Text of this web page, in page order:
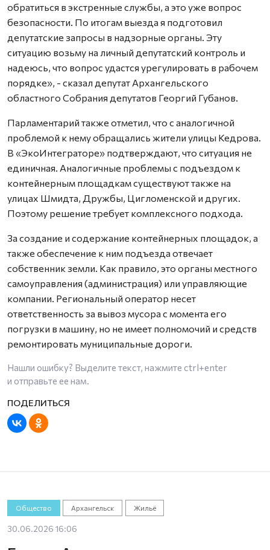
обратиться в экстренные службы, а это уже вопрос
безопасности. По итогам выезда я подготовил
депутатские запросы в надзорные органы. Эту
ситуацию возьму на личный депутатский контроль и
надеюсь, что вопрос удастся урегулировать в рабочем
порядке», - сказал депутат Архангельского
областного Собрания депутатов Георгий Губанов.
Парламентарий также отметил, что с аналогичной
проблемой к нему обращались жители улицы Кедрова.
В «ЭкоИнтеграторе» подтверждают, что ситуация не
единичная. Аналогичные проблемы с подъездом к
контейнерным площадкам существуют также на
улицах Шмидта, Дружбы, Цигломенской и других.
Поэтому решение требует комплексного подхода.
За создание и содержание контейнерных площадок, а
также обеспечение к ним подъезда отвечает
собственник земли. Как правило, это органы местного
самоуправления (администрация) или управляющие
компании. Региональный оператор несет
ответственность за вывоз мусора с момента его
погрузки в машину, но не имеет полномочий и средств
ремонтировать муниципальные дороги.
Нашли ошибку? Выделите текст, нажмите ctrl+enter
и отправьте ее нам.
Общество Архангельск Жильё
30.06.2026 16:06